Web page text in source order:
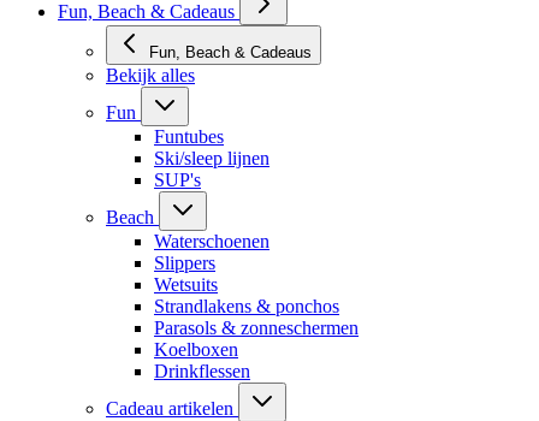
Fun, Beach & Cadeaus
Fun, Beach & Cadeaus
Bekijk alles
Fun
Funtubes
Ski/sleep lijnen
SUP's
Beach
Waterschoenen
Slippers
Wetsuits
Strandlakens & ponchos
Parasols & zonneschermen
Koelboxen
Drinkflessen
Cadeau artikelen